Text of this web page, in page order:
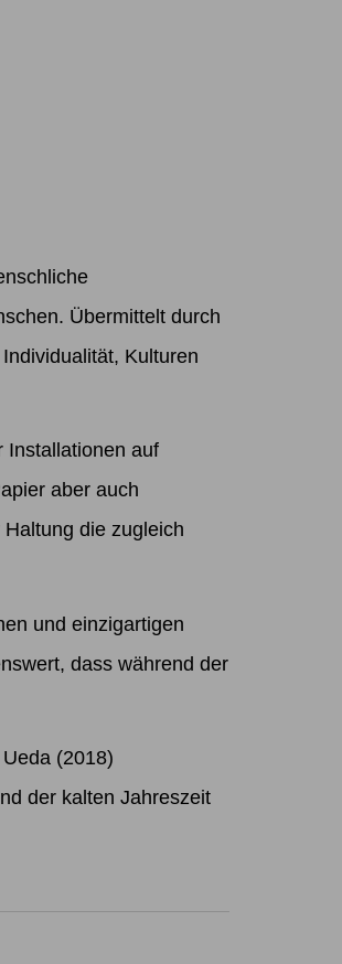
Übermittelt durch
Kulturen
Installationen auf
aber auch
Haltung die zugleich
und einzigartigen
dass während der
(2018)
der kalten Jahreszeit